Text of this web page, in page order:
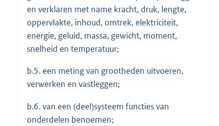
en verklaren met name kracht, druk, lengte,
oppervlakte, inhoud, omtrek, elektriciteit,
energie, geluid, massa, gewicht, moment,
snelheid en temperatuur;
b.5. een meting van grootheden uitvoeren,
verwerken en vastleggen;
b.6. van een (deel)systeem functies van
onderdelen benoemen;